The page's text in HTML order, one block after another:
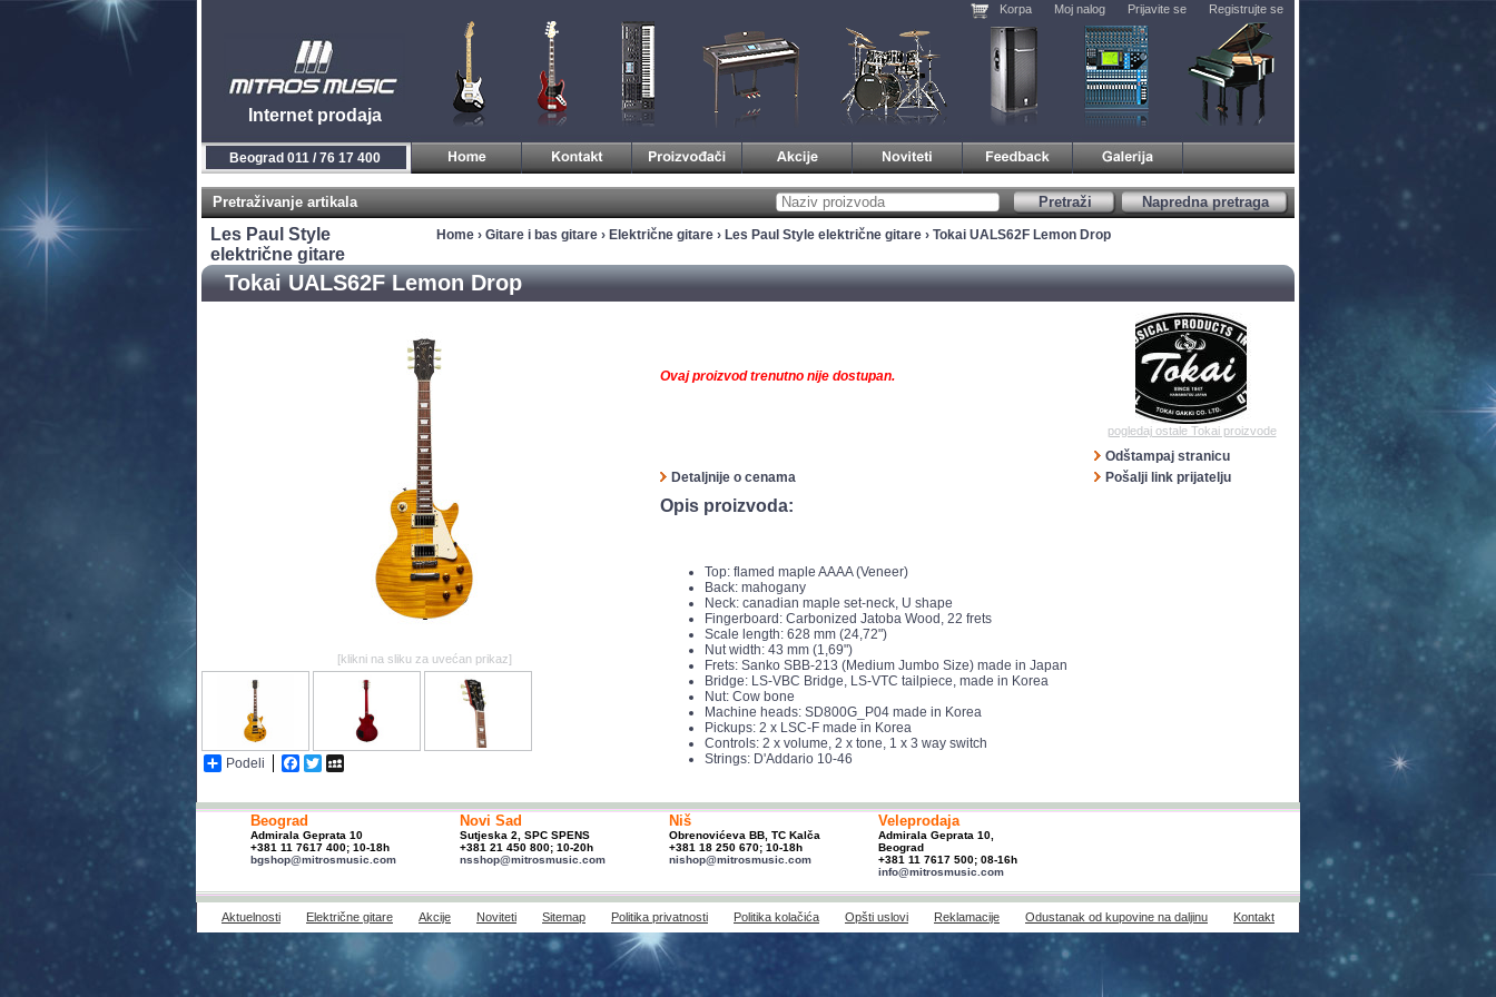
Internet prodaja
Korpa Moj nalog Prijavite se Registrujte se
Beograd 011 / 76 17 400
Pretraživanje artikala Napredna pretraga
Pretraži
Les Paul Style
električne gitare
Home › Gitare i bas gitare › Električne gitare › Les Paul Style električne gitare › Tokai UALS62F Lemon Drop
Tokai UALS62F Lemon Drop
[klikni na sliku za uvećan prikaz]
Podeli Facebook
Twitter
Ovaj proizvod trenutno nije dostupan.
pogledaj ostale Tokai proizvode
Odštampaj stranicu
Detaljnije o cenama
Pošalji link prijatelju
Opis proizvoda:
Top: flamed maple AAAA (Veneer)
Back: mahogany
Neck: canadian maple set-neck, U shape
Fingerboard: Carbonized Jatoba Wood, 22 frets
Scale length: 628 mm (24,72")
Nut width: 43 mm (1,69")
Frets: Sanko SBB-213 (Medium Jumbo Size) made in Japan
Bridge: LS-VBC Bridge, LS-VTC tailpiece, made in Korea
Nut: Cow bone
Machine heads: SD800G_P04 made in Korea
Pickups: 2 x LSC-F made in Korea
Controls: 2 x volume, 2 x tone, 1 x 3 way switch
Strings: D'Addario 10-46
Beograd
Admirala Geprata 10
+381 11 7617 400; 10-18h
bgshop@mitrosmusic.com
Novi Sad
Sutjeska 2, SPC SPENS
+381 21 450 800; 10-20h
nsshop@mitrosmusic.com
Niš
Obrenovićeva BB, TC Kalča
+381 18 250 670; 10-18h
nishop@mitrosmusic.com
Veleprodaja
Admirala Geprata 10,
Beograd
+381 11 7617 500; 08-16h
info@mitrosmusic.com
Aktuelnosti Električne gitare Akcije Noviteti Sitemap Politika privatnosti Politika kolačića Opšti uslovi Reklamacije Odustanak od kupovine na daljinu Kontakt